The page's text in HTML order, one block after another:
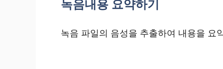
녹음내용 요약하기
녹음 파일의 음성을 추출하여 내용을 요